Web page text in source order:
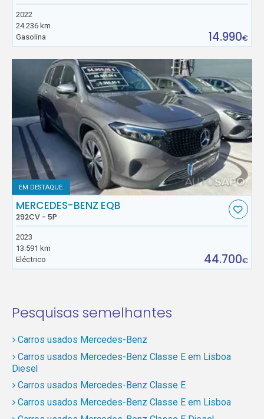
2022
24.236 km
Gasolina
14.990€
EM DESTAQUE
MERCEDES-BENZ EQB
292CV - 5P
2023
13.591 km
Eléctrico
44.700€
Pesquisas semelhantes
Carros usados Mercedes-Benz
Carros usados Mercedes-Benz Classe E em Lisboa
Diesel
Carros usados Mercedes-Benz Classe E
Carros usados Mercedes-Benz Classe E em Lisboa